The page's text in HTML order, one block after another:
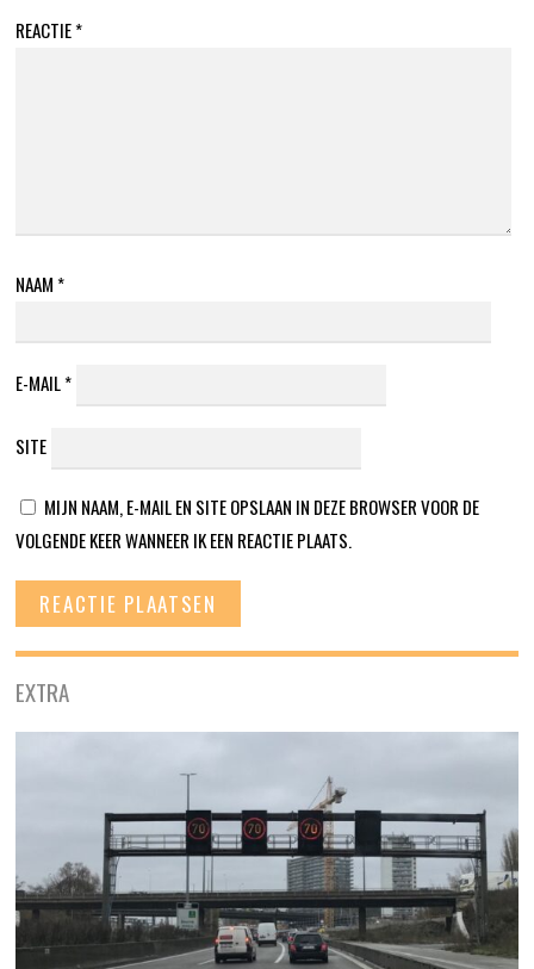
REACTIE*
NAAM *
E-MAIL*
SITE
MIJN NAAM, E-MAIL EN SITE OPSLAAN IN DEZE BROWSER VOOR DE
VOLGENDE KEER WANNEER IK EEN REACTIE PLAATS.
EXTRA